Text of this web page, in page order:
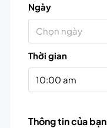
Ngày
Chọn ngày
Thời gian
10:00 am
Thông tin của bạn